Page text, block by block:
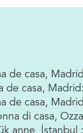
de casa,
de casa,
de casa,
di casa,